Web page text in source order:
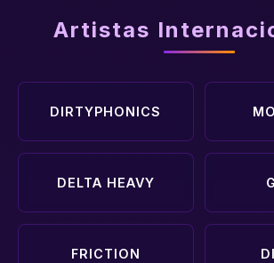
Artistas
DIRTYPHONICS
DELTA HEAVY
FRICTION